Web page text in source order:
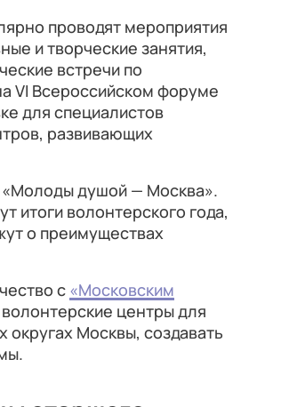
проводят мероприятия
и творческие занятия,
встречи по
VI Всероссийском форуме
для специалистов
развивающих
«Молоды душой — Москва».
итоги волонтерского года,
о преимуществах
с «Московским
центры для
Москвы, создавать